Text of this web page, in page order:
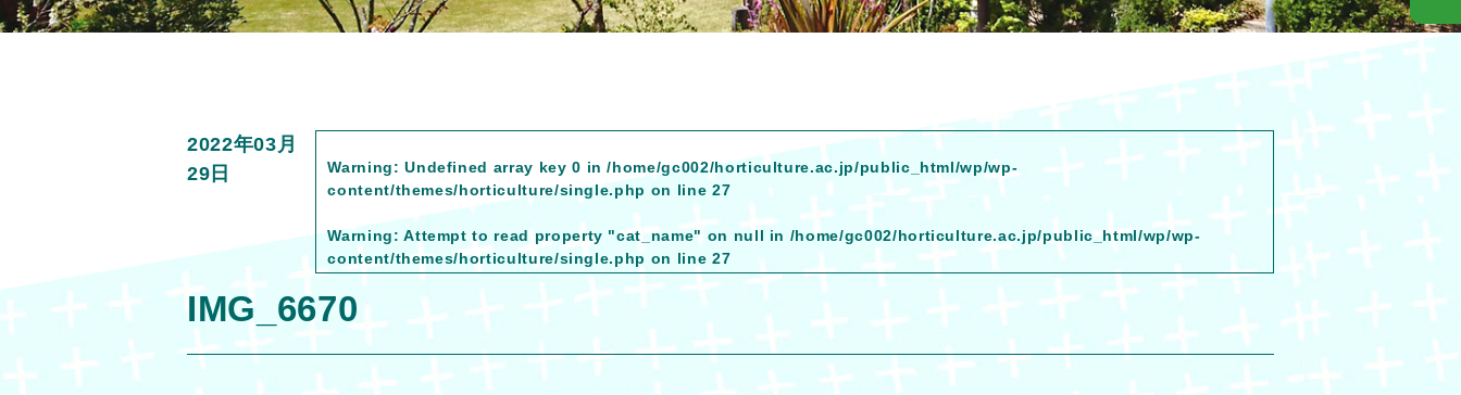
2022年03月
29日
Warning: Undefined array key 0 in/home/gc002/horticulture.ac.jp/public_html/wp/wp-
content/themes/horticulture/single.php on line 27
Warning: Attempt to read property "cat_name" on null in /home/gc002/horticulture.ac.jp/public_html/wp/wp-
content/themes/horticulture/single.php on line 27
IMG_6670